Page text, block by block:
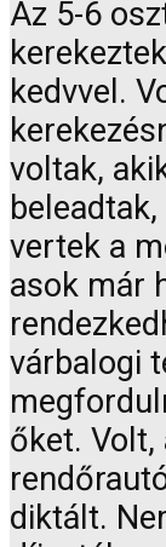
Az 5-6
kedvvel.
voltak,
vertek a
asok már
várbalogi
őket. Volt,
diktált.